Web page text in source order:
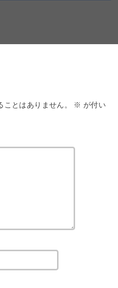
ことはありません。 ※ が付い